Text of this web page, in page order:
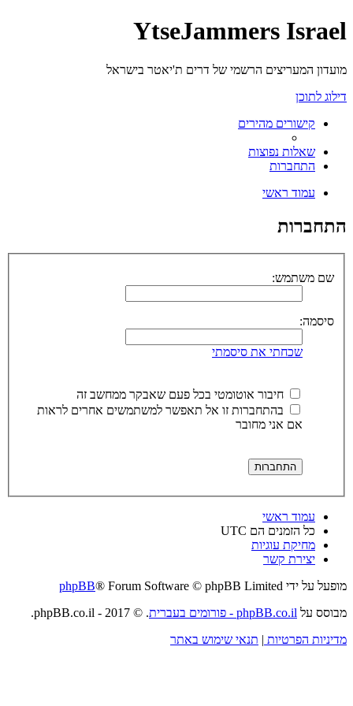
YtseJammers Israel
מועדון המעריצים הרשמי של דרים ת'יאטר בישראל
דילוג לתוכן
קישורים מהירים
שאלות נפוצות
התחברות
עמוד ראשי
התחברות
שם משתמש:
סיסמה:
שכחתי את סיסמתי
חיבור אוטומטי בכל פעם שאבקר ממחשב זה
בהתחברות זו אל תאפשר למשתמשים אחרים לראות
אם אני מחובר
עמוד ראשי
כל הזמנים הם UTC
מחיקת עוגיות
יצירת קשר
מופעל על ידי
phpBB® Forum Software © phpBB Limited
מבוסס על phpBB.co.il - פורומים בעברית
. © 2017 - phpBB.co.il.
מדיניות הפרטיות | תנאי שימוש באתר